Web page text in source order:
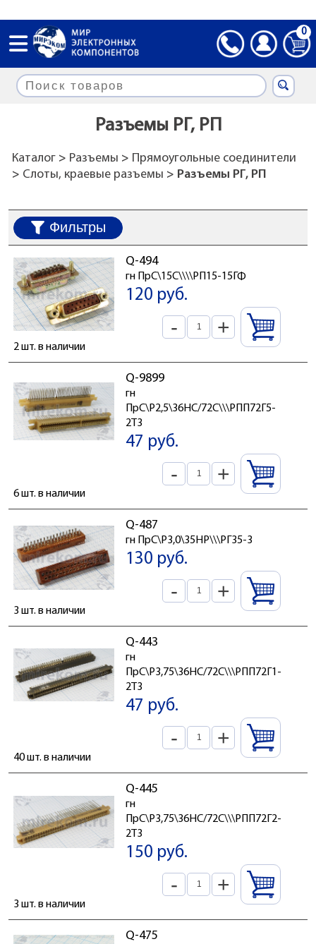
0
Разъемы РГ, РП
Каталог> Разъемы > Прямоугольные соединители
> Слоты, краевые разъемы > Разъемы РГ, РП
Фильтры
Q-494
гн ПрС\15C\\\\РП15-15ГФ
120 руб.
- +
2 шт. в наличии
Q-9899
гн
ПрС\P2,5\36HC/72C\\\РПП72Г5-
2Т3
47 руб.
- +
6 шт. в наличии
Q-487
гн ПрС\P3,0\35HP\\\РГ35-3
130 руб.
- +
3 шт. в наличии
Q-443
гн
ПрС\P3,75\36HC/72C\\\РПП72Г1-
2Т3
47 руб.
- +
40 шт. в наличии
Q-445
гн
ПрС\P3,75\36HC/72C\\\РПП72Г2-
2Т3
150 руб.
- +
3 шт. в наличии
Q-475